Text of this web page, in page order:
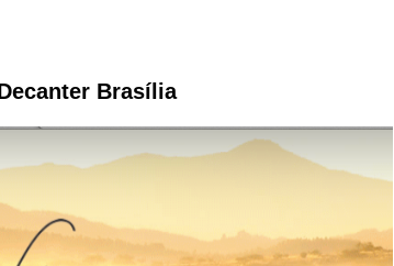
Brasília